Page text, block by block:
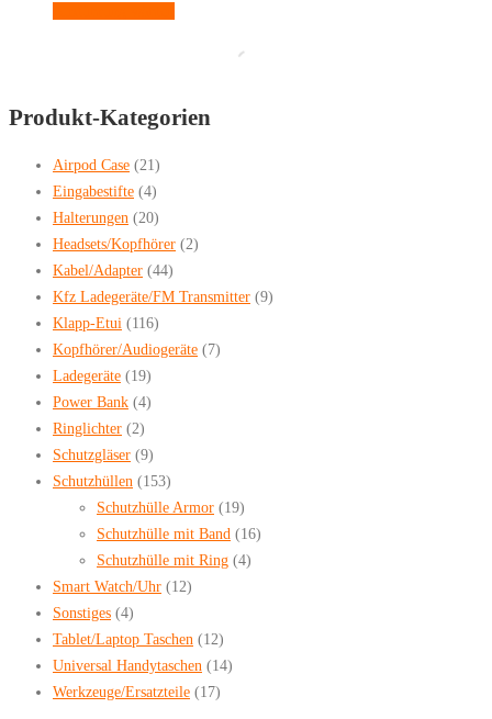
Produktseite
werden
Varianten
auf
Produktseite
werden
Produkt-Kategorien
Airpod Case (21)
Eingabestifte (4)
Halterungen (20)
Headsets/Kopfhörer (2)
Kabel/Adapter (44)
Kfz Ladegeräte/FM Transmitter (9)
Klapp-Etui (116)
Kopfhörer/Audiogeräte (7)
Ladegeräte (19)
Power Bank (4)
Ringlichter (2)
Schutzgläser (9)
Schutzhüllen (153)
Schutzhülle Armor (19)
Schutzhülle mit Band (16)
Schutzhülle mit Ring (4)
Smart Watch/Uhr (12)
Sonstiges (4)
Tablet/Laptop Taschen (12)
Universal Handytaschen (14)
Werkzeuge/Ersatzteile (17)